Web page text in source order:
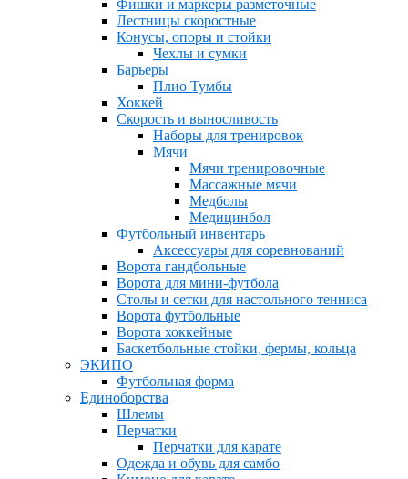
Фишки и маркеры разметочные
Лестницы скоростные
Конусы, опоры и стойки
Чехлы и сумки
Барьеры
Плио Тумбы
Хоккей
Скорость и выносливость
Наборы для тренировок
Мячи
Мячи тренировочные
Массажные мячи
Медболы
Медицинбол
Футбольный инвентарь
Аксессуары для соревнований
Ворота гандбольные
Ворота для мини-футбола
Столы и сетки для настольного тенниса
Ворота футбольные
Ворота хоккейные
Баскетбольные стойки, фермы, кольца
ЭКИПО
Футбольная форма
Единоборства
Шлемы
Перчатки
Перчатки для карате
Одежда и обувь для самбо